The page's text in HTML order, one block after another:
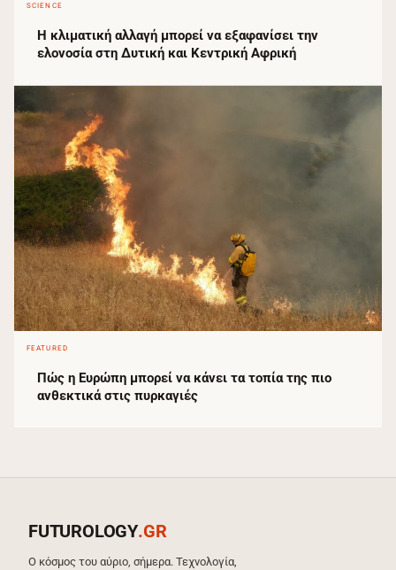
SCIENCE
Η κλιματική αλλαγή μπορεί να εξαφανίσει την
ελονοσία στη Δυτική και Κεντρική Αφρική
FEATURED
Πώς η Ευρώπη μπορεί να κάνει τα τοπία της πιο
ανθεκτικά στις πυρκαγιές
FUTUROLOGY.GR
Ο κόσμος του αύριο, σήμερα. Τεχνολογία,